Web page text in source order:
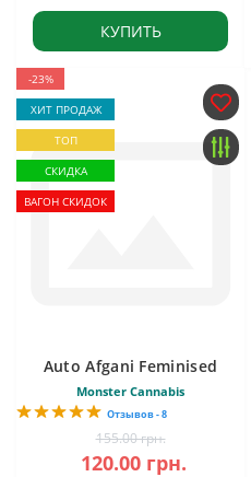
КУПИТЬ
-23%
ХИТ ПРОДАЖ
ТОП
СКИДКА
ВАГОН СКИДОК
Auto Afgani Feminised
Monster Cannabis
Отзывов - 8
155.00 грн.
120.00 грн.